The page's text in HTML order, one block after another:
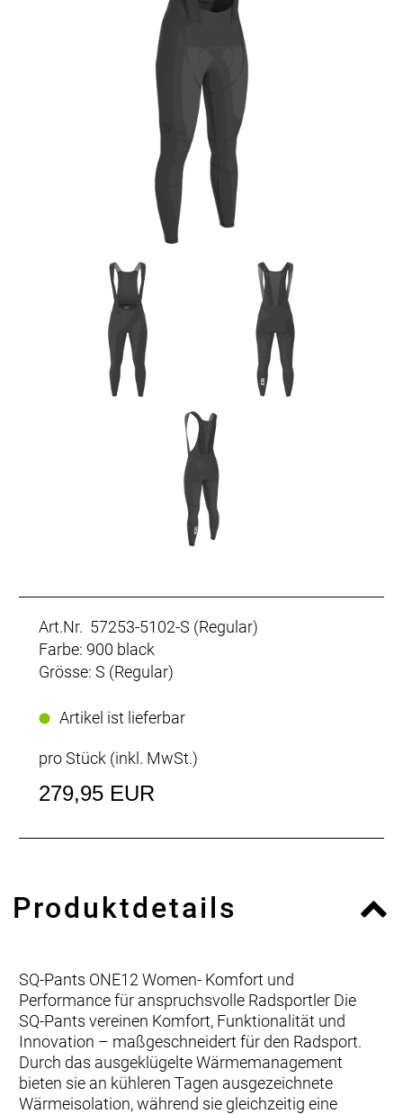
Art.Nr. 57253-5102-S (Regular)
Farbe: 900 black
Grösse: S (Regular)
Artikel ist lieferbar
pro Stück (inkl. MwSt.)
279,95 EUR
Produktdetails
SQ-Pants ONE12 Women- Komfort und
Performance für anspruchsvolle Radsportler Die
SQ-Pants vereinen Komfort, Funktionalität und
Innovation – maßgeschneidert für den Radsport.
Durch das ausgeklügelte Wärmemanagement
bieten sie an kühleren Tagen ausgezeichnete
Wärmeisolation, während sie gleichzeitig eine